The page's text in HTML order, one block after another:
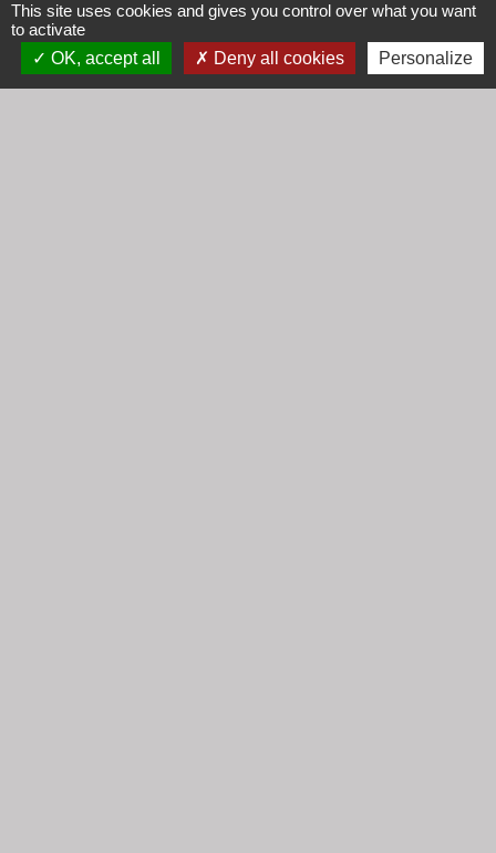
Horaires
Lundi : 16h30 - 18h30
This site uses cookies and gives you control over what you want
to activate
OK, accept all
Deny all cookies Personalize